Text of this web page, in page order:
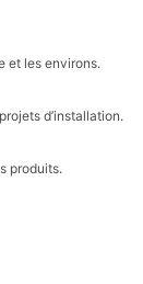
et les environs.
d’installation.
produits.